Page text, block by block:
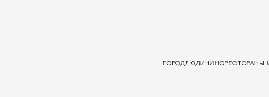
ГОРОДЛЮДИ КИНОРЕСТОРАНЫ